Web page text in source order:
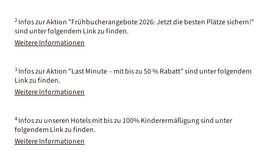
2 Infos zur Aktion "Frühbucherangebote 2026: Jetzt die besten Plätze sichern!"
sind unter folgendem Link zu finden.
Weitere Informationen
3 Infos zur Aktion "Last Minute – mit bis zu 50 % Rabatt" sind unter folgendem
Link zu finden.
Weitere Informationen
4 Infos zu unseren Hotels mit bis zu 100% Kinderermäßigung sind unter
folgendem Link zu finden.
Weitere Informationen